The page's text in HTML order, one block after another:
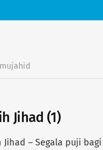
mujahid
Jihad (1)
Jihad – Segala puji